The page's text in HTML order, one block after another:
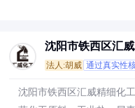
沈阳市铁西区汇
法人:胡威 通过真实性
沈阳市铁西区汇威精细化